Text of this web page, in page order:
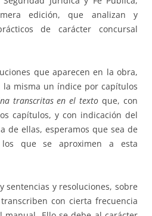
edición, que analizan y
de carácter concursal
que aparecen en la obra,
misma un índice por capítulos
transcritas en el texto que, con
capítulos, y con indicación del
de ellas, esperamos que sea de
que se aproximen a esta
sentencias y resoluciones, sobre
con cierta frecuencia